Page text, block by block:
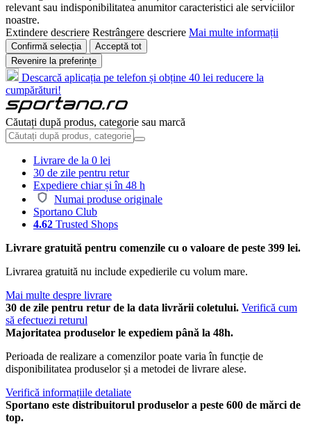
relevant sau indisponibilitatea anumitor caracteristici ale serviciilor
noastre.
Extindere descriere Restrângere descriere Mai multe informații
Confirmă selecția
Acceptă tot
Revenire la preferințe
Descarcă aplicația pe telefon și obține 40 lei reducere la
cumpărături!
Căutați după produs, categorie sau marcă
Livrare de la 0 lei
30 de zile pentru retur
Expediere chiar și în 48 h
Numai produse originale
Sportano Club
4.62 Trusted Shops
Livrare gratuită pentru comenzile cu o valoare de peste 399 lei.
Livrarea gratuită nu include expedierile cu volum mare.
Mai multe despre livrare
30 de zile pentru retur de la data livrării coletului. Verifică cum
să efectuezi returul
Majoritatea produselor le expediem până la 48h.
Perioada de realizare a comenzilor poate varia în funcție de
disponibilitatea produselor și a metodei de livrare alese.
Verifică informațiile detaliate
Sportano este distribuitorul produselor a peste 600 de mărci de
top.